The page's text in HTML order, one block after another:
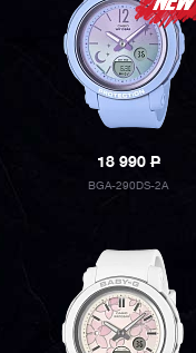
18 990P
BGA-290DS-2A